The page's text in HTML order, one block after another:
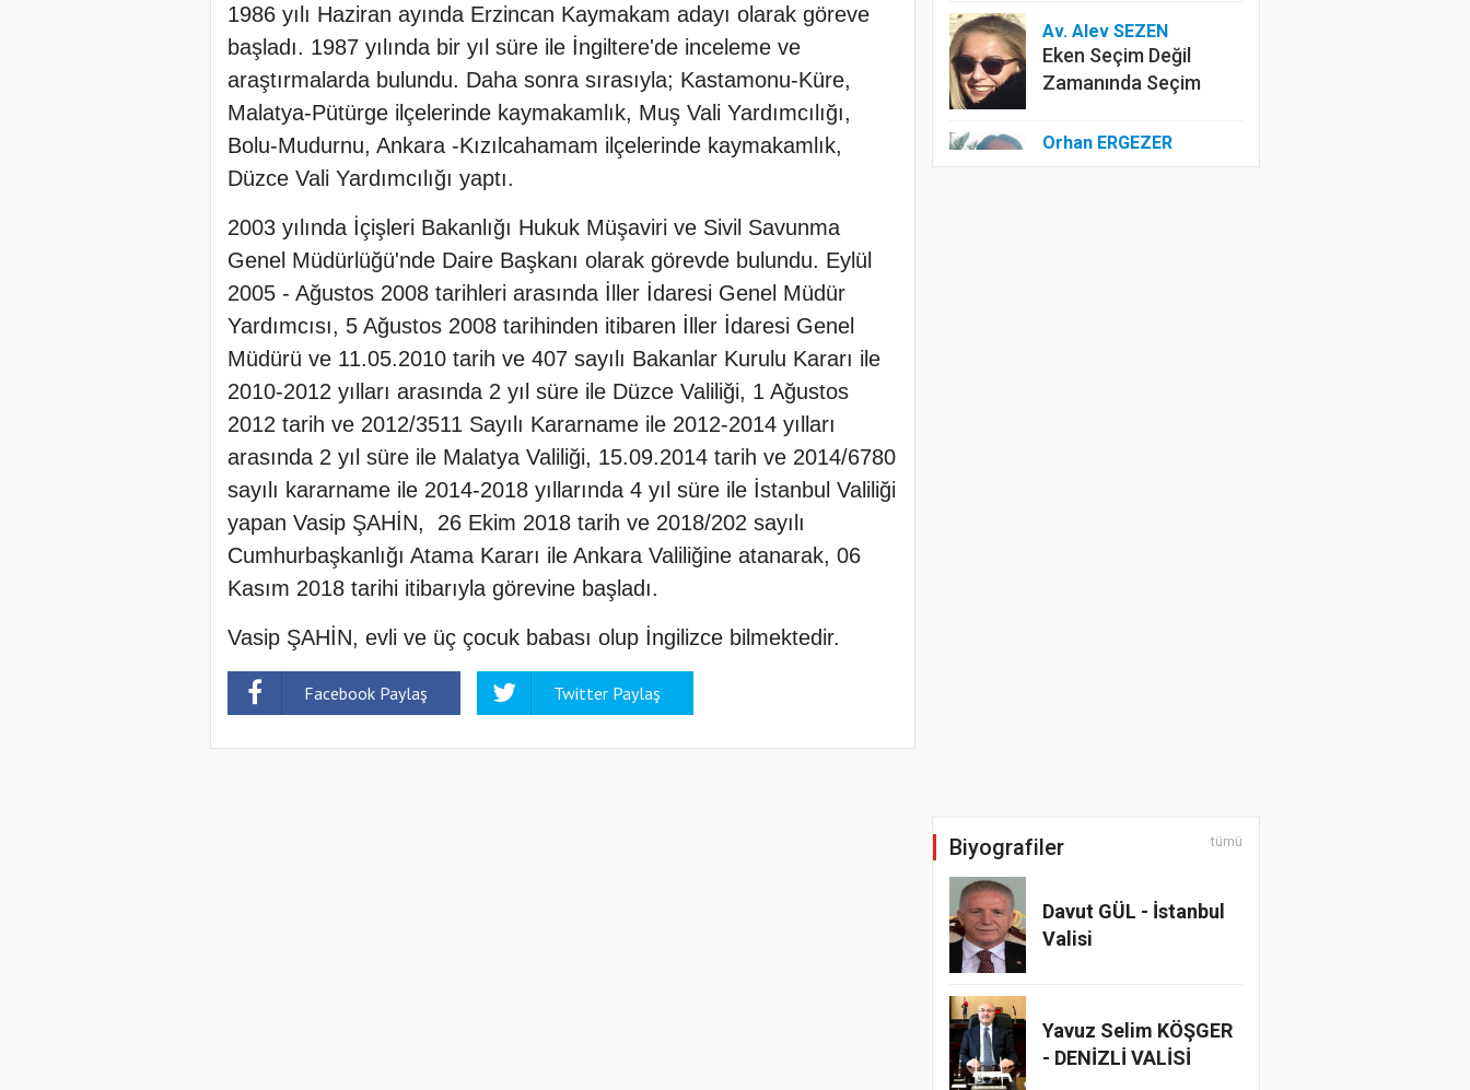
1986 yılı Haziran ayında Erzincan Kaymakam adayı olarak göreve
başladı. 1987 yılında bir yıl süre ile İngiltere'de inceleme ve
araştırmalarda bulundu. Daha sonra sırasıyla; Kastamonu-Küre,
Malatya-Pütürge ilçelerinde kaymakamlık, Muş Vali Yardımcılığı,
Bolu-Mudurnu, Ankara -Kızılcahamam ilçelerinde kaymakamlık,
Düzce Vali Yardımcılığı yaptı.
2003 yılında İçişleri Bakanlığı Hukuk Müşaviri ve Sivil Savunma
Genel Müdürlüğü'nde Daire Başkanı olarak görevde bulundu. Eylül
2005 - Ağustos 2008 tarihleri arasında İller İdaresi Genel Müdür
Yardımcısı, 5 Ağustos 2008 tarihinden itibaren İller İdaresi Genel
Müdürü ve 11.05.2010 tarih ve 407 sayılı Bakanlar Kurulu Kararı ile
2010-2012 yılları arasında 2 yıl süre ile Düzce Valiliği, 1 Ağustos
2012 tarih ve 2012/3511 Sayılı Kararname ile 2012-2014 yılları
arasında 2 yıl süre ile Malatya Valiliği, 15.09.2014 tarih ve 2014/6780
sayılı kararname ile 2014-2018 yıllarında 4 yıl süre ile İstanbul Valiliği
yapan Vasip ŞAHİN, 26 Ekim 2018 tarih ve 2018/202 sayılı
Cumhurbaşkanlığı Atama Kararı ile Ankara Valiliğine atanarak, 06
Kasım 2018 tarihi itibarıyla görevine başladı.
Vasip ŞAHİN, evli ve üç çocuk babası olup İngilizce bilmektedir.
Facebook Paylaş Twitter Paylaş
Av. Alev SEZEN
Eken Seçim Değil
Zamanında Seçim
Orhan ERGEZER
Kelimelerle Başlayan
Biyografiler tümü
Davut GÜL - İstanbul
Valisi
Yavuz Selim KÖŞGER
- DENİZLİ VALİSİ